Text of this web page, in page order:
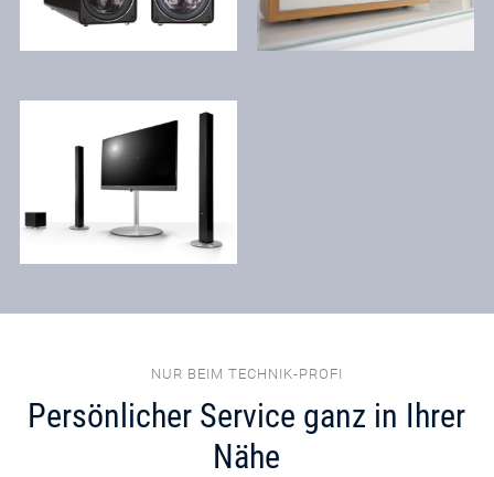
NUR BEIM TECHNIK-PROFI
Persönlicher Service ganz in Ihrer
Nähe